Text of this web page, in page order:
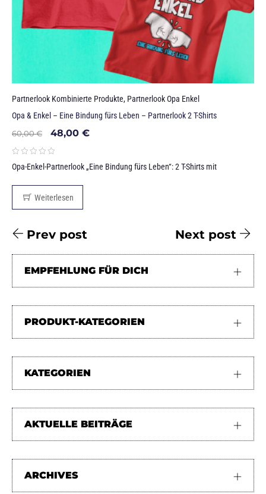
Partnerlook Kombinierte Produkte, Partnerlook Opa Enkel
Opa & Enkel – Eine Bindung fürs Leben – Partnerlook 2 T-Shirts
60,00€ 48,00 €
Opa-Enkel-Partnerlook „Eine Bindung fürs Leben“: 2 T-Shirts mit
Weiterlesen
Prev post Next post
EMPFEHLUNG FÜR DICH
PRODUKT-KATEGORIEN
KATEGORIEN
AKTUELLE BEITRÄGE
ARCHIVES